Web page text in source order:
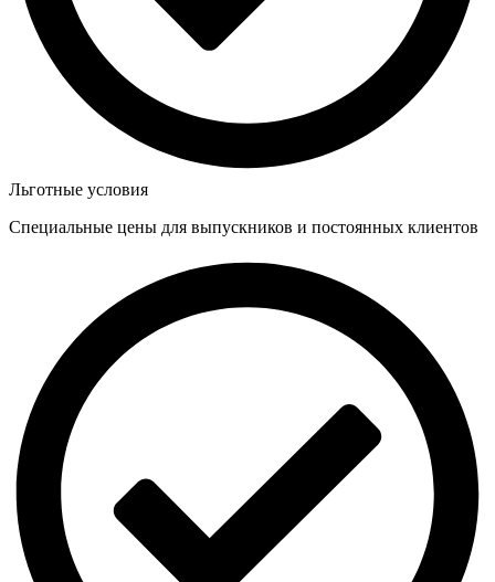
Льготные условия
Специальные цены для выпускников и постоянных клиентов